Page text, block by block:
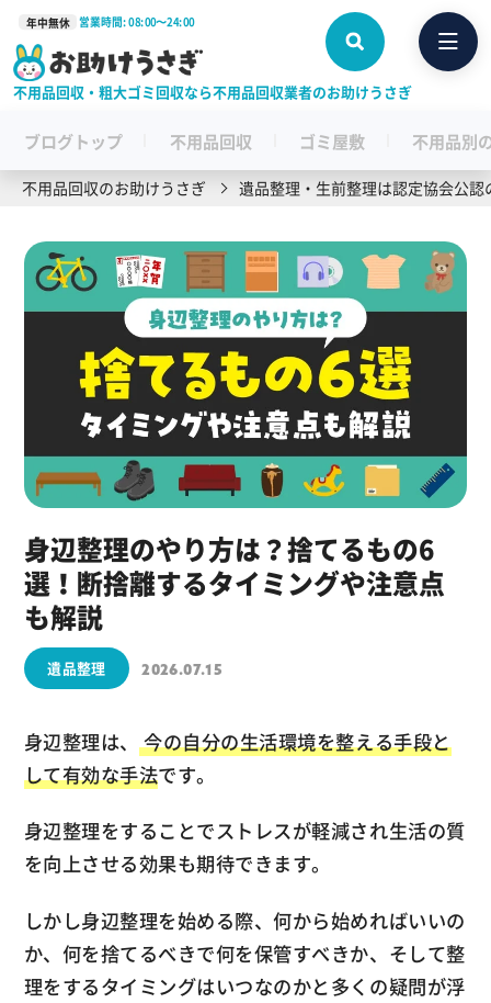
年中無休 営業時間: 08:00〜24:00
不用品回収・粗大ゴミ回収なら不用品回収業者のお助けうさぎ
ブログトップ 不用品回収 ゴミ屋敷 不用品別
不用品回収のお助けうさぎ 遺品整理・生前整理は認定協会公認
身辺整理のやり方は？捨てるもの6
選！断捨離するタイミングや注意点
も解説
遺品整理 2026.07.15
身辺整理は、 今の自分の生活環境を整える手段と
して有効な手法です。
身辺整理をすることでストレスが軽減され生活の質
を向上させる効果も期待できます。
しかし身辺整理を始める際、何から始めればいいの
か、何を捨てるべきで何を保管すべきか、そして整
理をするタイミングはいつなのかと多くの疑問が浮